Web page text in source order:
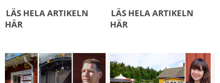
LÄS HELA ARTIKELN
HÄR
LÄS HELA ARTIKELN
HÄR